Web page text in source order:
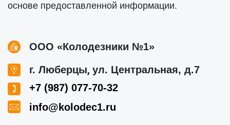
основе предоставленной информации.
ООО «Колодезники №1»
г. Люберцы, ул. Центральная, д.7
+7 (987) 077-70-32
info@kolodec1.ru